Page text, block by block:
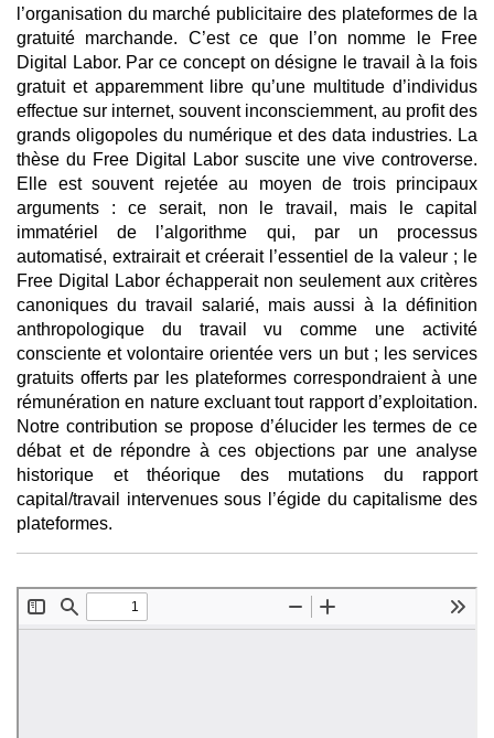
l’organisation du marché publicitaire des plateformes de la
gratuité marchande. C’est ce que l’on nomme le Free
Digital Labor. Par ce concept on désigne le travail à la fois
gratuit et apparemment libre qu’une multitude d’individus
effectue sur internet, souvent inconsciemment, au profit des
grands oligopoles du numérique et des data industries. La
thèse du Free Digital Labor suscite une vive controverse.
Elle est souvent rejetée au moyen de trois principaux
arguments : ce serait, non le travail, mais le capital
immatériel de l’algorithme qui, par un processus
automatisé, extrairait et créerait l’essentiel de la valeur ; le
Free Digital Labor échapperait non seulement aux critères
canoniques du travail salarié, mais aussi à la définition
anthropologique du travail vu comme une activité
consciente et volontaire orientée vers un but ; les services
gratuits offerts par les plateformes correspondraient à une
rémunération en nature excluant tout rapport d’exploitation.
Notre contribution se propose d’élucider les termes de ce
débat et de répondre à ces objections par une analyse
historique et théorique des mutations du rapport
capital/travail intervenues sous l’égide du capitalisme des
plateformes.